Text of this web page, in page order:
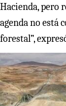
Hacienda, pero
agenda no está
forestal”,